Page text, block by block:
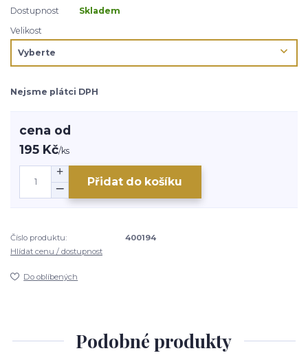
Dostupnost
Skladem
Velikost
Nejsme plátci DPH
cena od
195 Kč/ks
Přidat do košíku
Číslo produktu:
400194
Hlídat cenu / dostupnost
Do oblíbených
Podobné produkty